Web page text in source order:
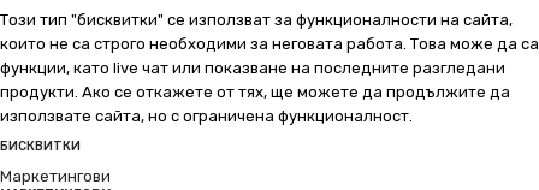
Този тип "бисквитки" се използват за функционалности на сайта,
които не са строго необходими за неговата работа. Това може да са
функции, като live чат или показване на последните разгледани
продукти. Ако се откажете от тях, ще можете да продължите да
използвате сайта, но с ограничена функционалност.
БИСКВИТКИ
Маркетингови